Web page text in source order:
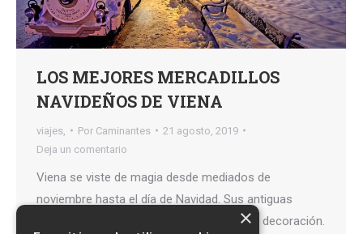
LOS MEJORES MERCADILLOS
NAVIDEÑOS DE VIENA
viajes, Por Caminantes
21 agosto, 2019
Deja un comentario
Viena se viste de magia desde mediados de
noviembre hasta el día de Navidad. Sus antiguas
calles se engalanan con una espectacular decoración.
×